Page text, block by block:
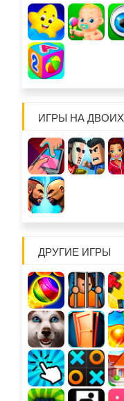
ИГРЫ НА ДВОИХ
ДРУГИЕ ИГРЫ